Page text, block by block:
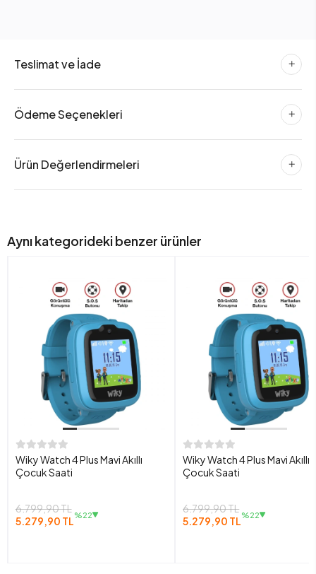
Teslimat ve İade
Ödeme Seçenekleri
Ürün Değerlendirmeleri
Aynı kategorideki benzer ürünler
Wiky Watch 4 Plus Mavi Akıllı
Çocuk Saati
6.799,90 TL
5.279,90 TL%22
Wiky Watch 4 Plus Mavi Akıllı
Çocuk Saati
6.799,90 TL
5.279,90 TL%22